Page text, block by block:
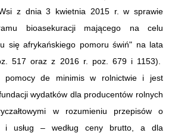
z dnia 3 kwietnia 2015 r. w sprawie
bioasekuracji mającego na celu
się afrykańskiego pomoru świń" na lata
517 oraz z 2016 r. poz. 679 i 1153).
pomocy de minimis w rolnictwie i jest
wydatków dla producentów rolnych
w rozumieniu przepisów o
i usług – według ceny brutto, a dla